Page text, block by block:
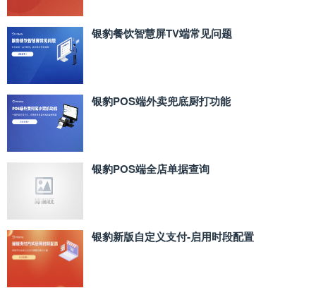
银豹餐饮智慧屏TV端常见问题
银豹POS端外卖兜底厨打功能
银豹POS端全店单据查询
银豹新版自定义支付‑启用时段配置